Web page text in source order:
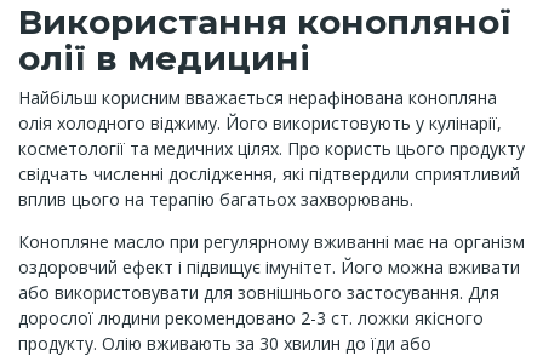
Використання конопляної
олії в медицині
Найбільш корисним вважається нерафінована конопляна
олія холодного віджиму. Його використовують у кулінарії,
косметології та медичних цілях. Про користь цього продукту
свідчать численні дослідження, які підтвердили сприятливий
вплив цього на терапію багатьох захворювань.
Конопляне масло при регулярному вживанні має на організм
оздоровчий ефект і підвищує імунітет. Його можна вживати
або використовувати для зовнішнього застосування. Для
дорослої людини рекомендовано 2-3 ст. ложки якісного
продукту. Олію вживають за 30 хвилин до їди або